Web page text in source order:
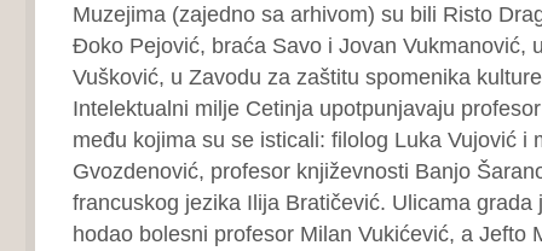
Muzejima (zajedno sa arhivom) su bili Risto
Đoko Pejović, braća Savo i Jovan Vukmanović,
Vušković, u Zavodu za zaštitu spomenika
Intelektualni milje Cetinja upotpunjavaju
među kojima su se isticali: filolog Luka Vujović i
Gvozdenović, profesor književnosti Banjo
francuskog jezika Ilija Bratičević. Ulicama grada
hodao bolesni profesor Milan Vukićević, a Jefto